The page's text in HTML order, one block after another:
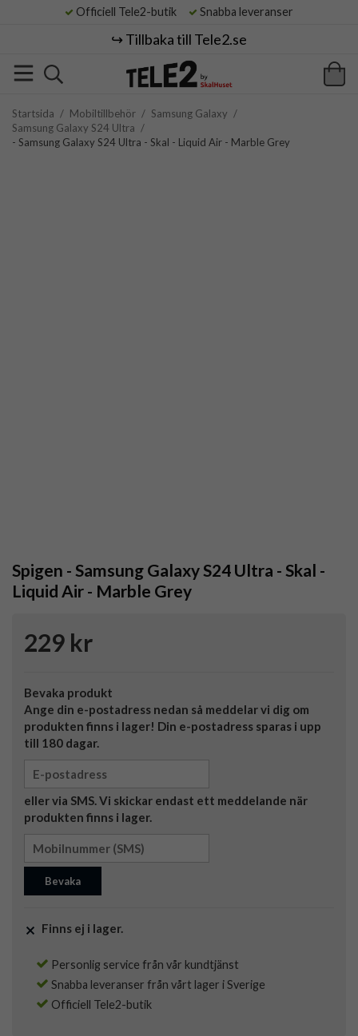
Officiell Tele2-butik Snabba leveranser
↪️ Tillbaka till Tele2.se
Startsida / Mobiltillbehör / Samsung Galaxy /
Samsung Galaxy S24 Ultra /
- Samsung Galaxy S24 Ultra - Skal - Liquid Air - Marble Grey
Spigen - Samsung Galaxy S24 Ultra - Skal -
Liquid Air - Marble Grey
229 kr
Bevaka produkt
Ange din e-postadress nedan så meddelar vi dig om
produkten finns i lager! Din e-postadress sparas i upp
till 180 dagar.
eller via SMS. Vi skickar endast ett meddelande när
produkten finns i lager.
Bevaka
Finns ej i lager.
Personlig service från vår kundtjänst
Snabba leveranser från vårt lager i Sverige
Officiell Tele2-butik